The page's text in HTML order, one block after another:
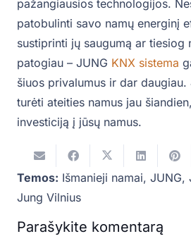
pažangiausios technologijos.
patobulinti savo namų energinį
sustiprinti jų saugumą ar tiesiog
patogiau – JUNG KNX sistema
šiuos privalumus ir dar daugiau.
turėti ateities namus jau
investiciją į jūsų namus.
Temos: Išmanieji namai, JUNG,
Jung Vilnius
Parašykite komentarą